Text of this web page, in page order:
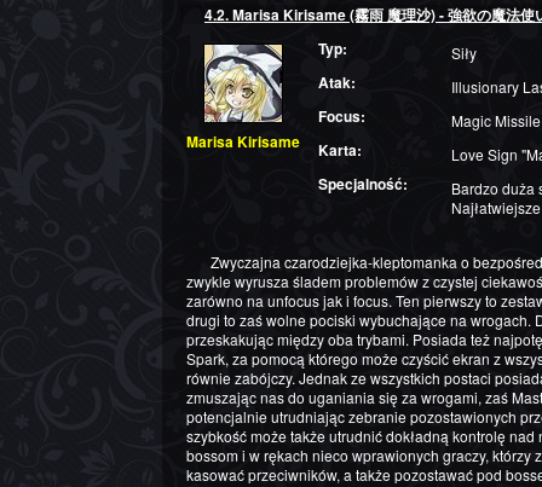
4.2. Marisa Kirisame (霧雨 魔理沙) - 強欲の魔法
Marisa Kirisame
Typ: Siły
Atak: Illusionary
Focus: Magic Missile
Karta: Love Sign
Specjalność:
Bardzo duża
Zwyczajna czarodziejka-kleptomanka o bezpośrednim usposobieniu i niewyparzonej gębie, jak
zwykle wyrusza śladem problemów z czystej
zarówno na unfocus jak i focus. Ten pierwszy to
drugi to zaś wolne pociski wybuchające na wrogach.
przeskakując między oba trybami. Posiada też
Spark, za pomocą którego może czyścić ekran z
równie zabójczy. Jednak ze wszystkich postaci
zmuszając nas do uganiania się za wrogami, zaś
potencjalnie utrudniając zebranie pozostawionych
szybkość może także utrudnić dokładną kontrolę
bossom i w rękach nieco wprawionych graczy,
kasować przeciwników, a także pozostawać pod